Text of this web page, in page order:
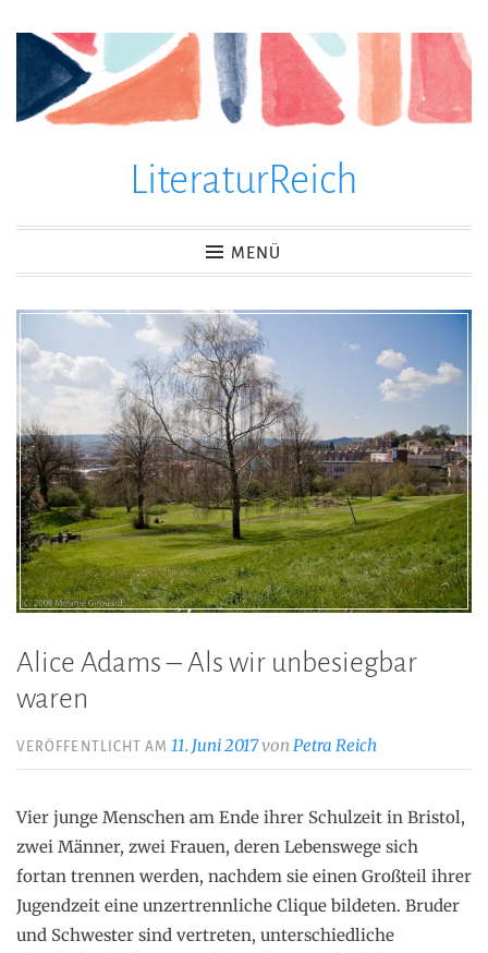
Zum
springen
LiteraturReich
MENÜ
Alice Adams – Als wir unbesiegbar
waren
VERÖFFENTLICHT AM11. Juni 2017vonPetra Reich
Vier junge Menschen am Ende ihrer Schulzeit in Bristol,
zwei Männer, zwei Frauen, deren Lebenswege sich
fortan trennen werden, nachdem sie einen Großteil ihrer
Jugendzeit eine unzertrennliche Clique bildeten. Bruder
und Schwester sind vertreten, unterschiedliche